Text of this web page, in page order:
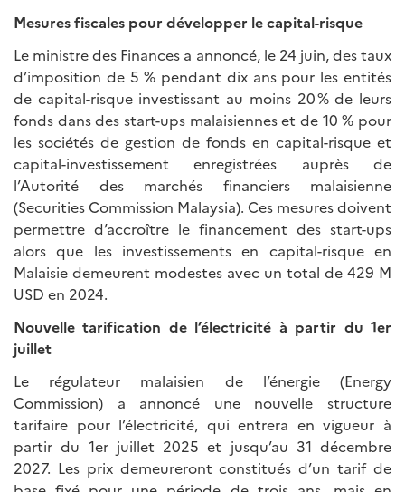
Mesures fiscales pour développer le capital-risque
Le ministre des Finances a annoncé, le 24 juin, des taux
d’imposition de 5 % pendant dix ans pour les entités
de capital-risque investissant au moins 20 % de leurs
fonds dans des start-ups malaisiennes et de 10 % pour
les sociétés de gestion de fonds en capital-risque et
capital-investissement enregistrées auprès de
l’Autorité des marchés financiers malaisienne
(Securities Commission Malaysia). Ces mesures doivent
permettre d’accroître le financement des start-ups
alors que les investissements en capital-risque en
Malaisie demeurent modestes avec un total de 429 M
USD en 2024.
Nouvelle tarification de l’électricité à partir du 1er
juillet
Le régulateur malaisien de l’énergie (Energy
Commission) a annoncé une nouvelle structure
tarifaire pour l’électricité, qui entrera en vigueur à
partir du 1er juillet 2025 et jusqu’au 31 décembre
2027. Les prix demeureront constitués d’un tarif de